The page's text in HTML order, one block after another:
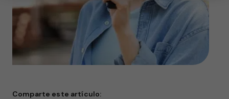
Comparte este artículo: